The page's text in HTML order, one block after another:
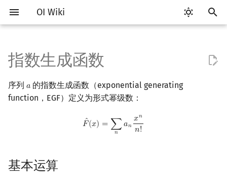
OI Wiki
入
以
开
Getting Started
关于本项目
格式手册
比赛相关简介
赛事 ICPC/CCPC 赛事与赛制
交互题
学习资源
分段打表
常见错误
工具软件简介
代码编辑工具 Emacs
VS Code
Arbiter
Cena
命令行编译与调试
通用
Generator
语言基础简介
C++ 基础 C++ 语法基础
变量
STL 容器
STL 算法
命名空间
值类别
C++ 与其他常用语言的区别
算法基础简介
复杂度 均摊复杂度
递归 & 分治
选择排序
冒泡排序
搜索部分简介
DFS（搜索）
启发式搜索
动态规划部分简介
动态规划基础
区间 DP
单调队列/单调栈优化
斜率优化
字符串部分简介
字符串基础
字符串哈希
最优原地后缀排序算法
数字系统简介
进位制
数论基础
模算术简介
欧拉函数
基本运算
封闭形式
指数生成函数与普通生成函数
排列与圆排列
排列组合
抽屉原理
错位排列
线性代数简介
向量
初等变换
线性规划基础
单纯形法
基本概念
群论
Schreier–Sims 算法
基本概念
条件概率与独立性
概率不等式
博弈论简介
公平组合游戏
插值
数值积分
数据结构部分简介
栈
哈希表
并查集复杂度
二叉堆
配对堆
块状数组
块状链表
线段树合并 & 分裂
李超线段树
Treap
Splay 树
可持久化线段树
可持久化块状数组
平衡树套线段树
线段树套平衡树
全局平衡二叉树
Euler Tour Tree
图论部分简介
图论相关概念
BFS（图论）
树的直径
树的中心
差分约束
k 短路
最小树形图
最小直径生成树
双连通分量
割点和桥
最大流
最小割
二分图最大匹配
二分图最大权匹配
计算几何部分简介
二维计算几何基础
Pick 定理
杂项简介
离散化 CDQ 分治
整体二分
分数规划
随机化技巧
爬山算法
RMQ
并查集应用
指数生成函数
序列 𝑎
a 的指数生成函数（exponential generating
function，EGF）定义为形式幂级数：
ˆ
𝐹(𝑥) = ∑
𝑛
𝑎𝑛
𝑥𝑛
𝑛!
F^ (x ∑nan nn!
基本运算